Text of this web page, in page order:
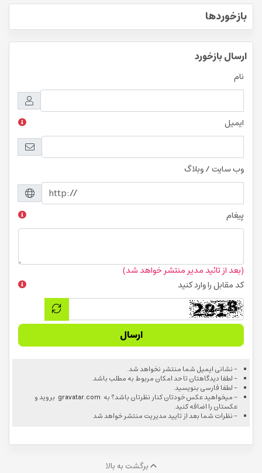
بازخوردها
ارسال بازخورد
نام
ایمیل
وب سایت / وبلاگ
پیغام
(بعد از تائید مدیر منتشر خواهد شد)
کد مقابل را وارد کنید
ارسال
- نشانی ایمیل شما منتشر نخواهد شد.
- لطفا دیدگاهتان تا حد امکان مربوط به مطلب باشد.
- لطفا فارسی بنویسید.
- میخواهید عکس خودتان کنار نظرتان باشد؟ به gravatar.com بروید و
عکستان را اضافه کنید.
- نظرات شما بعد از تایید مدیریت منتشر خواهد شد
برگشت به بالا